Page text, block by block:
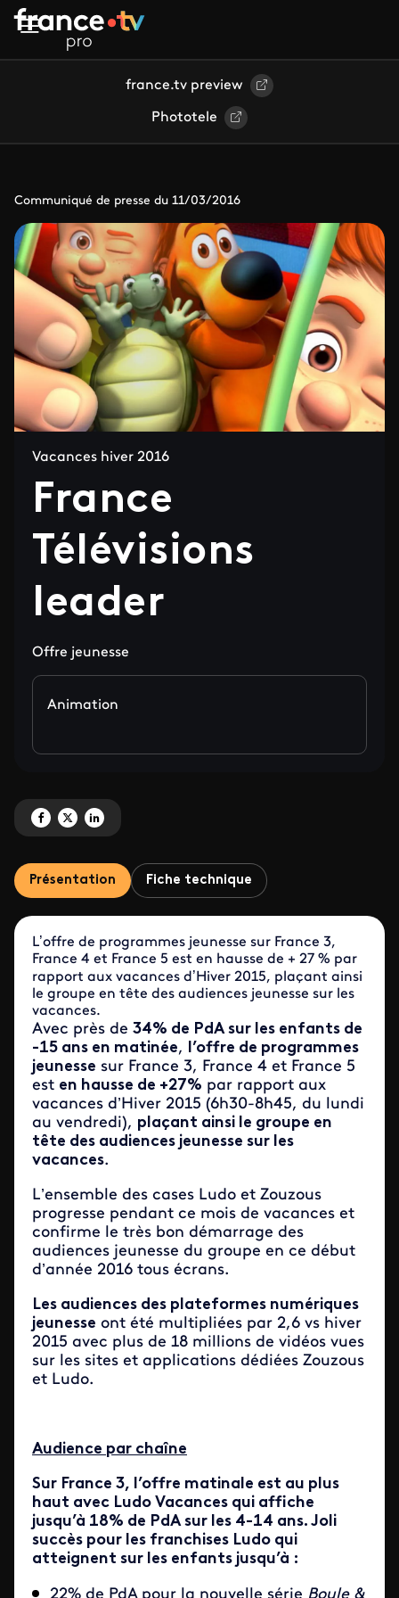
Aller au contenu principal
france.tv preview
Phototele
Communiqué de presse du 11/03/2016
Vacances hiver 2016
France
Télévisions
leader
Offre jeunesse
Animation
Partagez 'France Télévisions leader' sur Facebook
Partagez 'France Télévisions leader' sur X
Partagez 'France Télévisions leader' sur LinkedIn
Présentation Fiche technique
L’offre de programmes jeunesse sur France 3,
France 4 et France 5 est en hausse de + 27 % par
rapport aux vacances d’Hiver 2015, plaçant ainsi
le groupe en tête des audiences jeunesse sur les
vacances.
Avec près de 34% de PdA sur les enfants de
-15 ans en matinée, l’offre de programmes
jeunesse sur France 3, France 4 et France 5
est en hausse de +27% par rapport aux
vacances d’Hiver 2015 (6h30-8h45, du lundi
au vendredi), plaçant ainsi le groupe en
tête des audiences jeunesse sur les
vacances.
L’ensemble des cases Ludo et Zouzous
progresse pendant ce mois de vacances et
confirme le très bon démarrage des
audiences jeunesse du groupe en ce début
d’année 2016 tous écrans.
Les audiences des plateformes numériques
jeunesse ont été multipliées par 2,6 vs hiver
2015 avec plus de 18 millions de vidéos vues
sur les sites et applications dédiées Zouzous
et Ludo.
Audience par chaîne
Sur France 3, l’offre matinale est au plus
haut avec Ludo Vacances qui affiche
jusqu’à 18% de PdA sur les 4-14 ans. Joli
succès pour les franchises Ludo qui
atteignent sur les enfants jusqu’à :